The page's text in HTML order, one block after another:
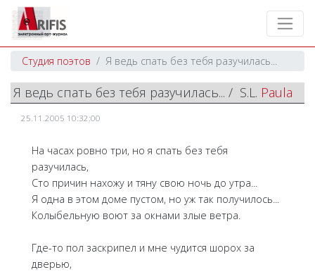
Студия поэтов Я ведь спать без тебя разучилась...
Я ведь спать без тебя разучилась... / S.L. Paula
25.11.2005 10:32:00
На часах ровно три, но я спать без тебя
разучилась,
Сто причин нахожу и тяну свою ночь до утра...
Я одна в этом доме пустом, но уж так получилось...
Колыбельную воют за окнами злые ветра.
Где-то пол заскрипел и мне чудится шорох за
дверью,